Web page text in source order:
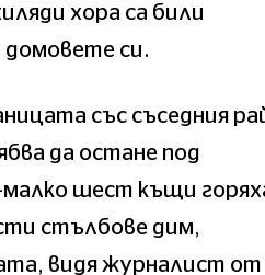
хора са били
домовете си.
със съседния
да остане под
шест къщи
стълбове дим,
видя журналист от